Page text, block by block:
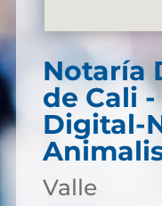
Notaría
de Cali
Digital-
Valle